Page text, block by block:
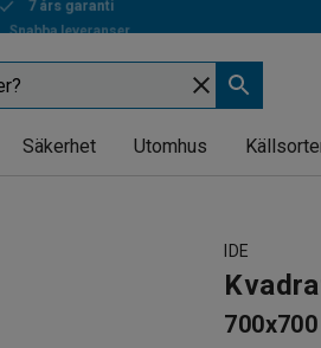
Snabba leveranser
Säkerhet Utomhus
IDE